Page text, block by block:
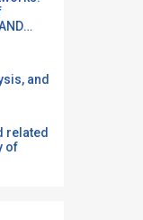
and
related
of